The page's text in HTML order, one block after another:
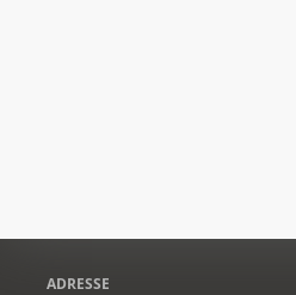
ADRESSE